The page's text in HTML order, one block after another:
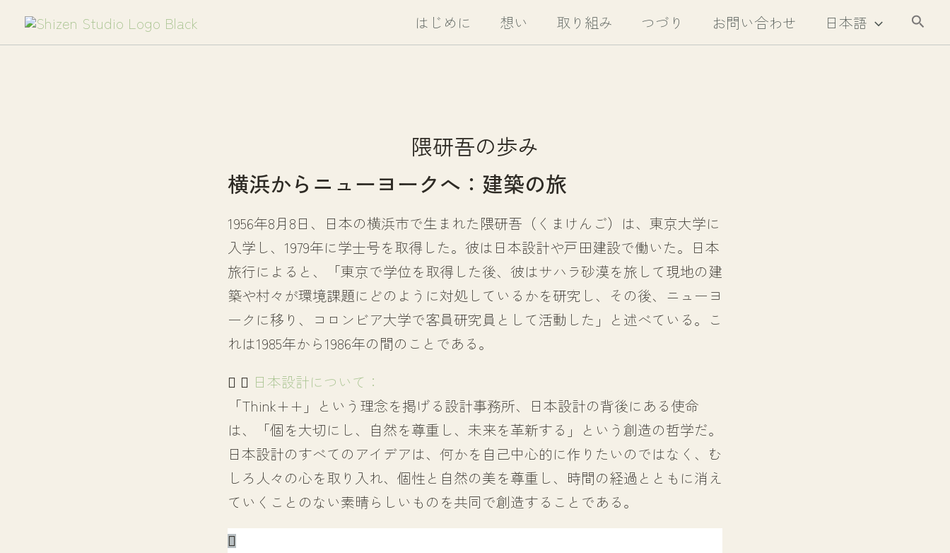
はじめに 想い 取り組み つづり お問い合わせ 日本語
検
索
隈研吾の歩み
横浜からニューヨークへ：建築の旅
1956年8月8日、日本の横浜市で生まれた隈研吾（くまけんご）は、東京大学に
入学し、1979年に学士号を取得した。彼は日本設計や戸田建設で働いた。日本
旅行によると、「東京で学位を取得した後、彼はサハラ砂漠を旅して現地の建
築や村々が環境課題にどのように対処しているかを研究し、その後、ニューヨ
ークに移り、コロンビア大学で客員研究員として活動した」と述べている。こ
れは1985年から1986年の間のことである。
日本設計について：
「Think++」という理念を掲げる設計事務所、日本設計の背後にある使命
は、「個を大切にし、自然を尊重し、未来を革新する」という創造の哲学だ。
日本設計のすべてのアイデアは、何かを自己中心的に作りたいのではなく、む
しろ人々の心を取り入れ、個性と自然の美を尊重し、時間の経過とともに消え
ていくことのない素晴らしいものを共同で創造することである。